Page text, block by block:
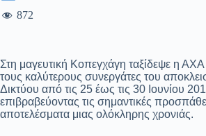
872
Στη μαγευτική Κοπεγχάγη ταξίδεψε η ΑΧΑ
τους καλύτερους συνεργάτες του
Δικτύου από τις 25 έως τις 30 Ιουνίου
επιβραβεύοντας τις σημαντικές
αποτελέσματα μιας ολόκληρης χρονιάς.